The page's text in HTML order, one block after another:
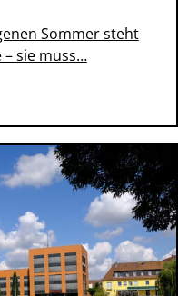
Sommer steht
sie muss…